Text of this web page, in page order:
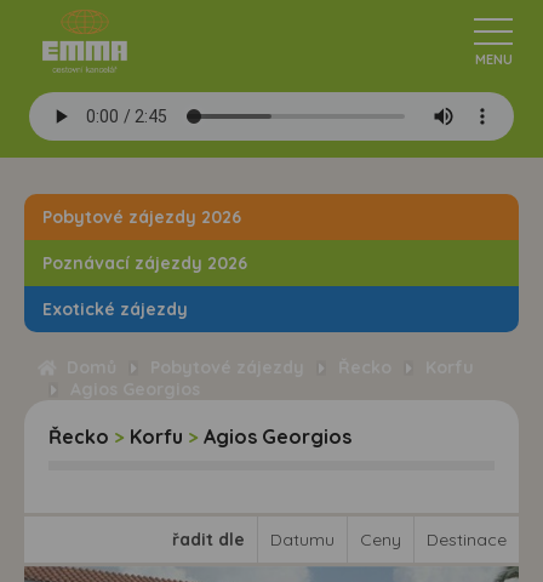
Pobytové zájezdy 2026
Poznávací zájezdy 2026
Exotické zájezdy
Řecko > Korfu > Agios Georgios
řadit dle Datumu Ceny Destinace